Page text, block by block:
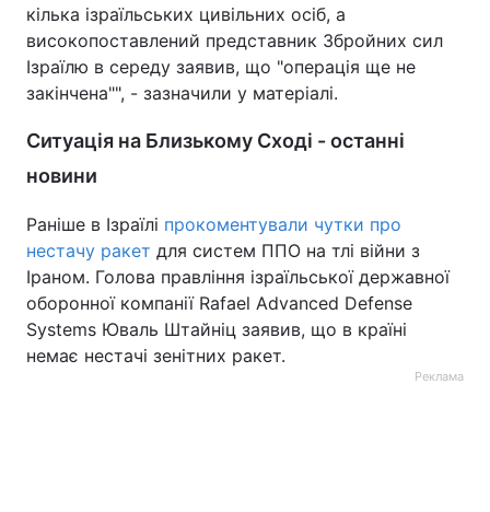
кілька ізраїльських цивільних осіб, а
високопоставлений представник Збройних сил
Ізраїлю в середу заявив, що "операція ще не
закінчена"", - зазначили у матеріалі.
Ситуація на Близькому Сході - останні
новини
Раніше в Ізраїлі прокоментували чутки про
нестачу ракет для систем ППО на тлі війни з
Іраном. Голова правління ізраїльської державної
оборонної компанії Rafael Advanced Defense
Systems Юваль Штайніц заявив, що в країні
немає нестачі зенітних ракет.
Реклама